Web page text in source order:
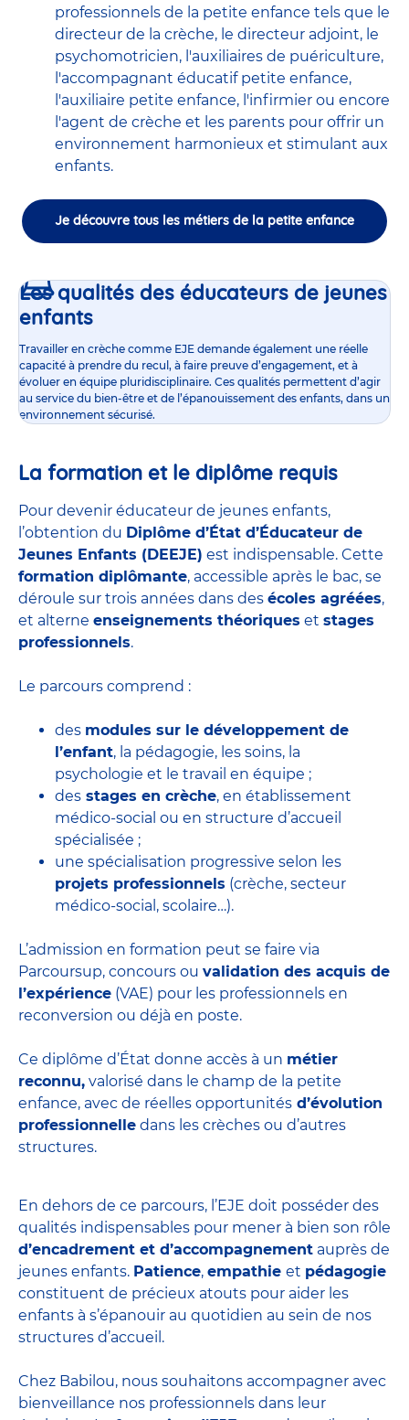
professionnels de la petite enfance tels que le
directeur de la crèche, le directeur adjoint, le
psychomotricien, l'auxiliaires de puériculture,
l'accompagnant éducatif petite enfance,
l'auxiliaire petite enfance, l'infirmier ou encore
l'agent de crèche et les parents pour offrir un
environnement harmonieux et stimulant aux
enfants.
Je découvre tous les métiers de la petite enfance
Les qualités des éducateurs de jeunes
enfants
Travailler en crèche comme EJE demande également une réelle
capacité à prendre du recul, à faire preuve d’engagement, et à
évoluer en équipe pluridisciplinaire. Ces qualités permettent d’agir
au service du bien-être et de l’épanouissement des enfants, dans un
environnement sécurisé.
La formation et le diplôme requis
Pour devenir éducateur de jeunes enfants,
l’obtention du Diplôme d’État d’Éducateur de
Jeunes Enfants (DEEJE) est indispensable. Cette
formation diplômante, accessible après le bac, se
déroule sur trois années dans des écoles agréées,
et alterne enseignements théoriques et stages
professionnels.
Le parcours comprend :
des modules sur le développement de
l’enfant, la pédagogie, les soins, la
psychologie et le travail en équipe ;
des stages en crèche, en établissement
médico-social ou en structure d’accueil
spécialisée ;
une spécialisation progressive selon les
projets professionnels (crèche, secteur
médico-social, scolaire…).
L’admission en formation peut se faire via
Parcoursup, concours ou validation des acquis de
l’expérience (VAE) pour les professionnels en
reconversion ou déjà en poste.
Ce diplôme d’État donne accès à un métier
reconnu, valorisé dans le champ de la petite
enfance, avec de réelles opportunités d’évolution
professionnelle dans les crèches ou d’autres
structures.
En dehors de ce parcours, l’EJE doit posséder des
qualités indispensables pour mener à bien son rôle
d’encadrement et d’accompagnement auprès de
jeunes enfants. Patience, empathie et pédagogie
constituent de précieux atouts pour aider les
enfants à s’épanouir au quotidien au sein de nos
structures d’accueil.
Chez Babilou, nous souhaitons accompagner avec
bienveillance nos professionnels dans leur